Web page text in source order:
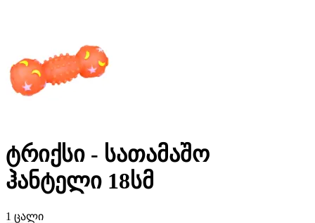
ტრიქსი - სათამაშო
ჰანტელი 18სმ
1 ცალი